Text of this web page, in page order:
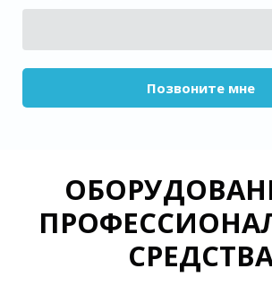
Позвоните мне